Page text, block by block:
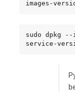
images-
sudo dpkg
service-